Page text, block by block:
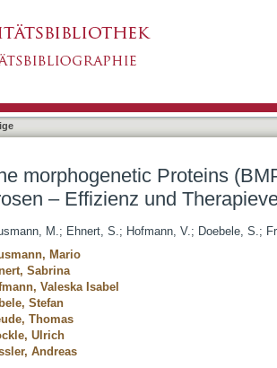
zur Behandlung von
morphogenetic Proteins
– Effizienz und
M.; Ehnert, S.; Hofmann, V.; Doebele, S.;
Mario
Sabrina
Valeska Isabel
Stefan
Thomas
Ulrich
Andreas